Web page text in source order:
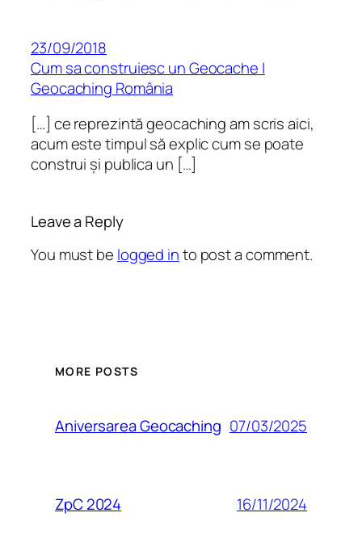
23/09/2018
Cum sa construiesc un Geocache |
Geocaching România
[…] ce reprezintă geocaching am scris aici,
acum este timpul să explic cum se poate
construi și publica un […]
Leave a Reply
You must be logged into post a comment.
MORE POSTS
Aniversarea Geocaching 07/03/2025
ZpC 2024 16/11/2024